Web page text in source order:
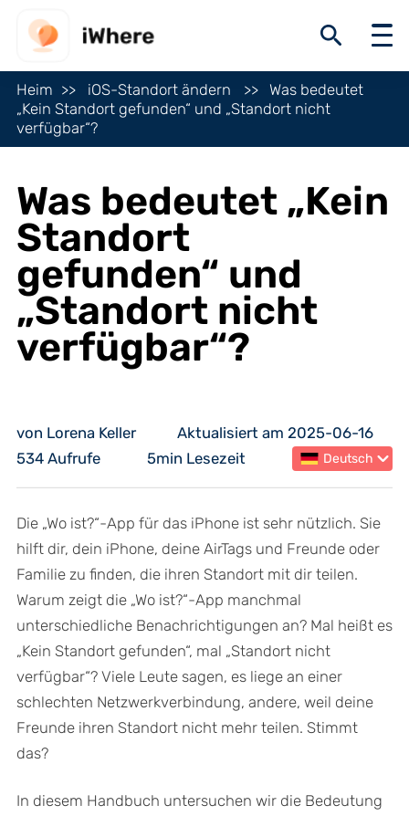
Heim iOS-Standort ändern
Was bedeutet
„Kein Standort gefunden“ und „Standort nicht
verfügbar“?
Was bedeutet „Kein
Standort
gefunden“ und
„Standort nicht
verfügbar“?
von Lorena Keller
Aktualisiert am 2025-06-16
534 Aufrufe
5min Lesezeit Deutsch
Die „Wo ist?“-App für das iPhone ist sehr nützlich. Sie
hilft dir, dein iPhone, deine AirTags und Freunde oder
Familie zu finden, die ihren Standort mit dir teilen.
Warum zeigt die „Wo ist?“-App manchmal
unterschiedliche Benachrichtigungen an? Mal heißt es
„Kein Standort gefunden“, mal „Standort nicht
verfügbar“? Viele Leute sagen, es liege an einer
schlechten Netzwerkverbindung, andere, weil deine
Freunde ihren Standort nicht mehr teilen. Stimmt
das?
In diesem Handbuch untersuchen wir die Bedeutung